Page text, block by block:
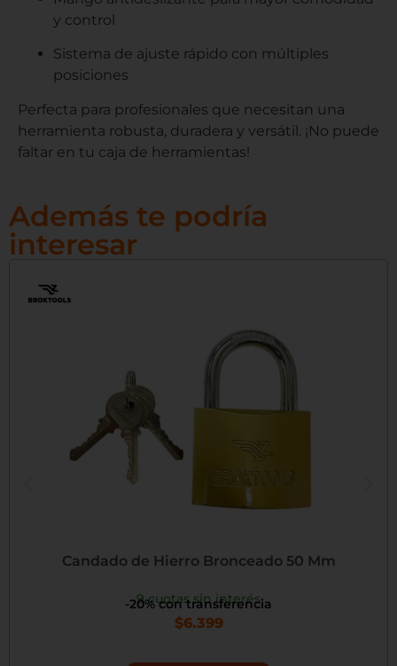
y control
Sistema de ajuste rápido con múltiples
posiciones
Perfecta para profesionales que necesitan una
herramienta robusta, duradera y versátil. ¡No puede
faltar en tu caja de herramientas!
Además te podría
interesar
Candado de Hierro Bronceado 50 Mm
9 cuotas sin interés
-20% con transferencia
$6.399